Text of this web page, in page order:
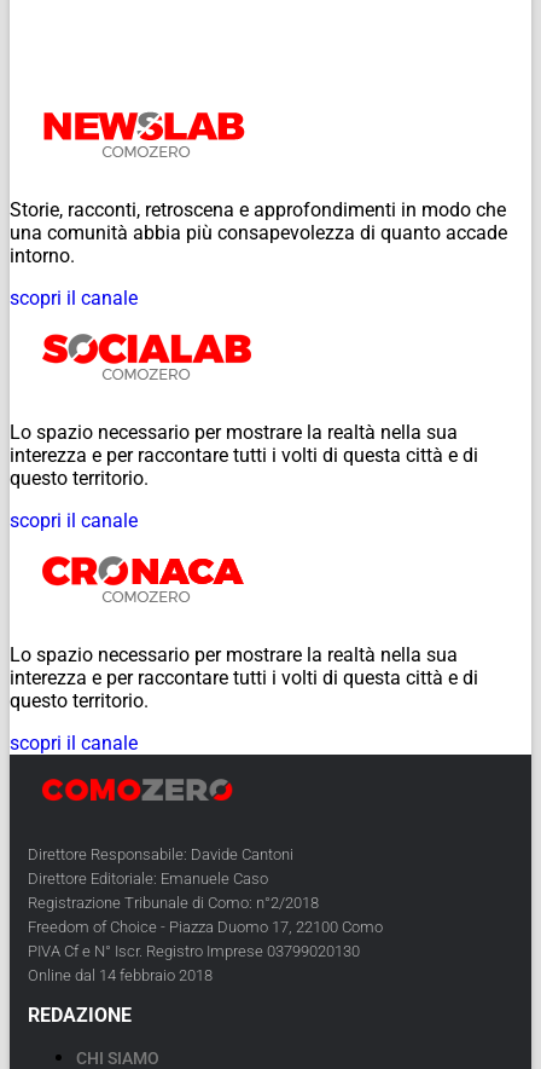
Storie, racconti, retroscena e approfondimenti in modo che
una comunità abbia più consapevolezza di quanto accade
intorno.
scopri il canale
Lo spazio necessario per mostrare la realtà nella sua
interezza e per raccontare tutti i volti di questa città e di
questo territorio.
scopri il canale
Lo spazio necessario per mostrare la realtà nella sua
interezza e per raccontare tutti i volti di questa città e di
questo territorio.
scopri il canale
Direttore Responsabile: Davide Cantoni
Direttore Editoriale: Emanuele Caso
Registrazione Tribunale di Como: n°2/2018
Freedom of Choice - Piazza Duomo 17, 22100 Como
PIVA Cf e N° Iscr. Registro Imprese 03799020130
Online dal 14 febbraio 2018
REDAZIONE
CHI SIAMO